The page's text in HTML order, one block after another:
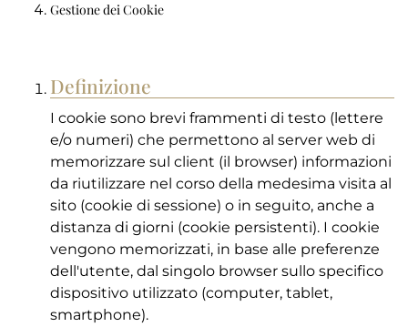
Gestione dei Cookie
Definizione
I cookie sono brevi frammenti di testo (lettere
e/o numeri) che permettono al server web di
memorizzare sul client (il browser) informazioni
da riutilizzare nel corso della medesima visita al
sito (cookie di sessione) o in seguito, anche a
distanza di giorni (cookie persistenti). I cookie
vengono memorizzati, in base alle preferenze
dell'utente, dal singolo browser sullo specifico
dispositivo utilizzato (computer, tablet,
smartphone).